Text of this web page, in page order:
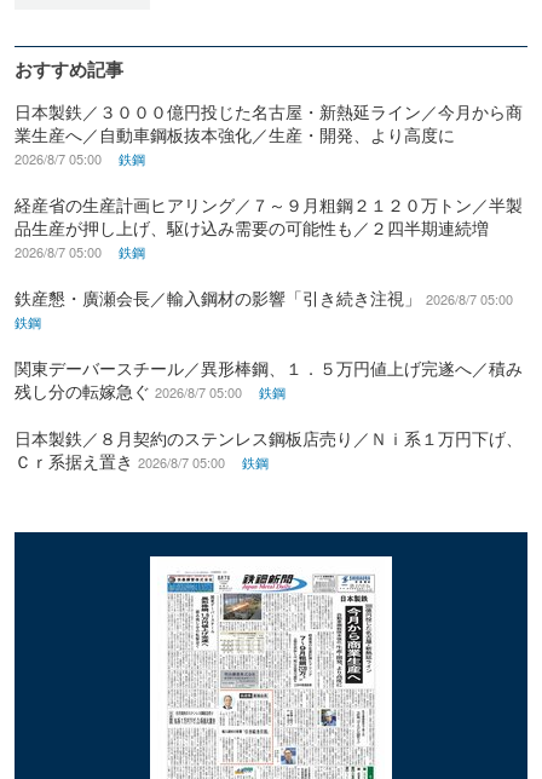
おすすめ記事
日本製鉄／３０００億円投じた名古屋・新熱延ライン／今月から商
業生産へ／自動車鋼板抜本強化／生産・開発、より高度に
2026/8/7 05:00 鉄鋼
経産省の生産計画ヒアリング／７～９月粗鋼２１２０万トン／半製
品生産が押し上げ、駆け込み需要の可能性も／２四半期連続増
2026/8/7 05:00 鉄鋼
鉄産懇・廣瀬会長／輸入鋼材の影響「引き続き注視」
2026/8/7 05:00
鉄鋼
関東デーバースチール／異形棒鋼、１．５万円値上げ完遂へ／積み
残し分の転嫁急ぐ 2026/8/7 05:00 鉄鋼
日本製鉄／８月契約のステンレス鋼板店売り／Ｎｉ系１万円下げ、
Ｃｒ系据え置き 2026/8/7 05:00 鉄鋼